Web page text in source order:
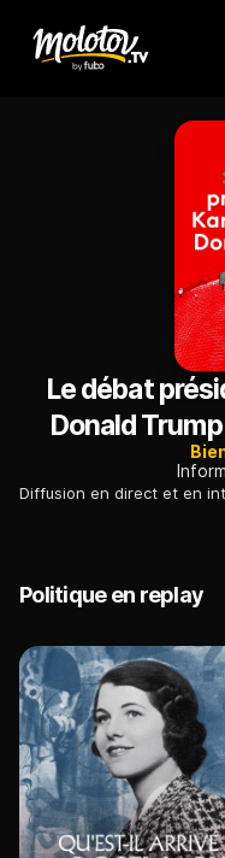
Le débat
Donald Trump
Politique en replay